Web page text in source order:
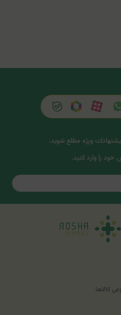
ویژه مطلع شوید.
خود را وارد کنید.
کالاها